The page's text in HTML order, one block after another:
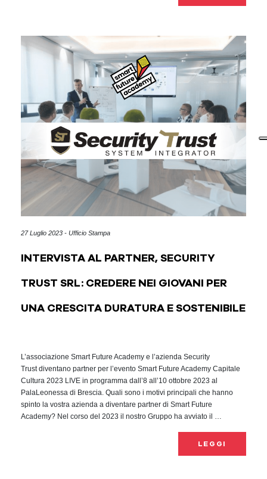
27 Luglio 2023 - Ufficio Stampa
INTERVISTA AL PARTNER, SECURITY
TRUST SRL: CREDERE NEI GIOVANI PER
UNA CRESCITA DURATURA E SOSTENIBILE
L’associazione Smart Future Academy e l’azienda Security
Trust diventano partner per l’evento Smart Future Academy Capitale
Cultura 2023 LIVE in programma dall’8 all’10 ottobre 2023 al
PalaLeonessa di Brescia. Quali sono i motivi principali che hanno
spinto la vostra azienda a diventare partner di Smart Future
Academy? Nel corso del 2023 il nostro Gruppo ha avviato il …
LEGGI